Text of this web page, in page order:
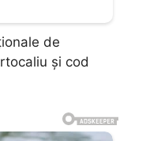
de
și cod